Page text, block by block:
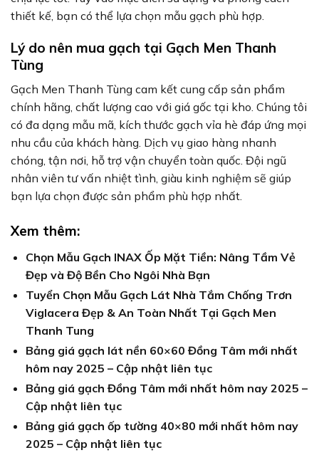
thiết kế, bạn có thể lựa chọn mẫu gạch phù hợp.
Lý do nên mua gạch tại Gạch Men Thanh
Tùng
Gạch Men Thanh Tùng cam kết cung cấp sản phẩm
chính hãng, chất lượng cao với giá gốc tại kho. Chúng tôi
có đa dạng mẫu mã, kích thước gạch vỉa hè đáp ứng mọi
nhu cầu của khách hàng. Dịch vụ giao hàng nhanh
chóng, tận nơi, hỗ trợ vận chuyển toàn quốc. Đội ngũ
nhân viên tư vấn nhiệt tình, giàu kinh nghiệm sẽ giúp
bạn lựa chọn được sản phẩm phù hợp nhất.
Xem thêm:
Chọn Mẫu Gạch INAX Ốp Mặt Tiền: Nâng Tầm Vẻ
Đẹp và Độ Bền Cho Ngôi Nhà Bạn
Tuyển Chọn Mẫu Gạch Lát Nhà Tắm Chống Trơn
Viglacera Đẹp & An Toàn Nhất Tại Gạch Men
Thanh Tung
Bảng giá gạch lát nền 60×60 Đồng Tâm mới nhất
hôm nay 2025 – Cập nhật liên tục
Bảng giá gạch Đồng Tâm mới nhất hôm nay 2025 –
Cập nhật liên tục
Bảng giá gạch ốp tường 40×80 mới nhất hôm nay
2025 – Cập nhật liên tục